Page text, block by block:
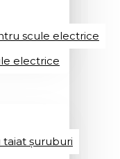
scule electrice
electrice
șuruburi